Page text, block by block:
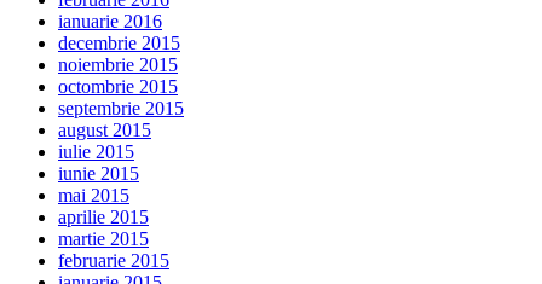
ianuarie 2016
decembrie 2015
noiembrie 2015
octombrie 2015
septembrie 2015
august 2015
iulie 2015
iunie 2015
mai 2015
aprilie 2015
martie 2015
februarie 2015